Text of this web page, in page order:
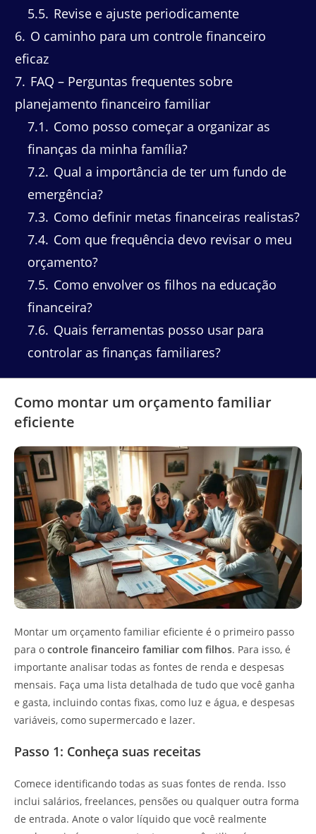
5.5 Revise e ajuste periodicamente
6 O caminho para um controle financeiro
eficaz
7 FAQ – Perguntas frequentes sobre
planejamento financeiro familiar
7.1
Como posso começar a organizar as
finanças da minha família?
7.2 Qual a importância de ter um fundo de
emergência?
7.3 Como definir metas financeiras realistas?
7.4 Com que frequência devo revisar o meu
orçamento?
7.5 Como envolver os filhos na educação
financeira?
7.6 Quais ferramentas posso usar para
controlar as finanças familiares?
Como montar um orçamento familiar
eficiente
Montar um orçamento familiar eficiente é o primeiro passo
para o controle financeiro familiar com filhos. Para isso, é
importante analisar todas as fontes de renda e despesas
mensais. Faça uma lista detalhada de tudo que você ganha
e gasta, incluindo contas fixas, como luz e água, e despesas
variáveis, como supermercado e lazer.
Passo 1: Conheça suas receitas
Comece identificando todas as suas fontes de renda. Isso
inclui salários, freelances, pensões ou qualquer outra forma
de entrada. Anote o valor líquido que você realmente